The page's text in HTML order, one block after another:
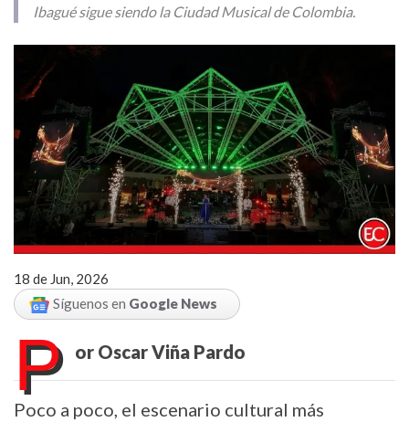
Ibagué sigue siendo la Ciudad Musical de Colombia.
18 de Jun, 2026
Síguenos en Google News
P or Oscar Viña Pardo
Poco a poco, el escenario cultural más